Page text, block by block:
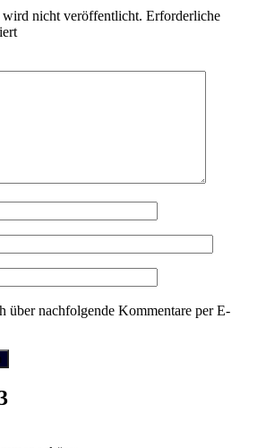
nicht veröffentlicht. Erforderliche
über nachfolgende Kommentare per E-